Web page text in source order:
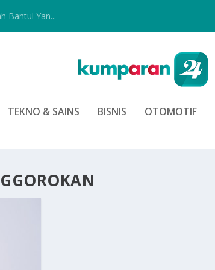
Bantul Yan...
TEKNO & SAINS BISNIS OTOMOTIF